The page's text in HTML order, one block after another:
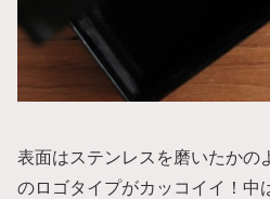
表面はステンレスを磨いたかの
のロゴタイプがカッコイイ！中